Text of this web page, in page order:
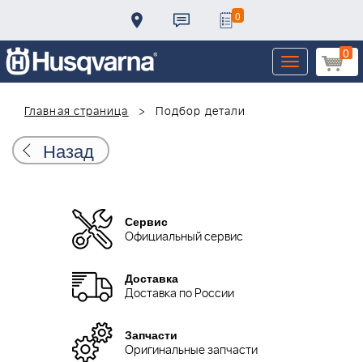
0
0
Toggle
navigation
Главная страница
Подбор детали
Назад
Сервис
Официальный сервис
Доставка
Доставка по России
Запчасти
Оригинальные запчасти